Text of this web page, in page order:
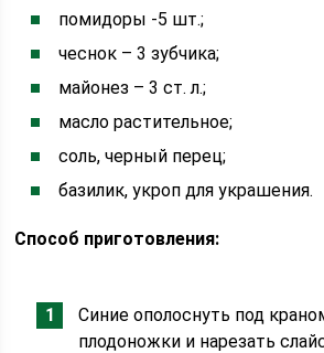
помидоры -5 шт.;
чеснок – 3 зубчика;
майонез – 3 ст. л.;
масло растительное;
соль, черный перец;
базилик, укроп для украшения.
Способ приготовления:
Синие ополоснуть под
плодоножки и нарезать